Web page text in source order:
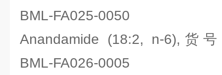
BML-FA025-0050
Anandamide (18:2, n-6),货
BML-FA026-0005